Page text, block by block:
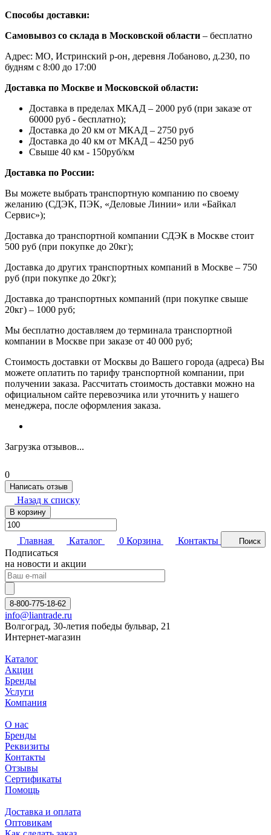
Способы доставки:
Самовывоз со склада в Московской области – бесплатно
Адрес: МО, Истринский р-он, деревня Лобаново, д.230, по
будням с 8:00 до 17:00
Доставка по Москве и Московской области:
Доставка в пределах МКАД – 2000 руб (при заказе от
60000 руб - бесплатно);
Доставка до 20 км от МКАД – 2750 руб
Доставка до 40 км от МКАД – 4250 руб
Свыше 40 км - 150руб/км
Доставка по России:
Вы можете выбрать транспортную компанию по своему
желанию (СДЭК, ПЭК, «Деловые Линии» или «Байкал
Сервис»);
Доставка до транспортной компании СДЭК в Москве стоит
500 руб (при покупке до 20кг);
Доставка до других транспортных компаний в Москве – 750
руб (при покупке до 20кг);
Доставка до транспортных компаний (при покупке свыше
20кг) – 1000 руб;
Мы бесплатно доставляем до терминала транспортной
компании в Москве при заказе от 40 000 руб;
Стоимость доставки от Москвы до Вашего города (адреса) Вы
можете оплатить по тарифу транспортной компании, при
получении заказа. Рассчитать стоимость доставки можно на
официальном сайте перевозчика или уточнить у нашего
менеджера, после оформления заказа.
Загрузка отзывов...
0
Написать отзыв
Назад к списку
В корзину
Главная Каталог 0 Корзина Контакты Поиск
Подписаться
на новости и акции
8-800-775-18-62
info@liantrade.ru
Волгоград, 30-летия победы бульвар, 21
Интернет-магазин
Каталог
Акции
Бренды
Услуги
Компания
О нас
Бренды
Реквизиты
Контакты
Отзывы
Сертификаты
Помощь
Доставка и оплата
Оптовикам